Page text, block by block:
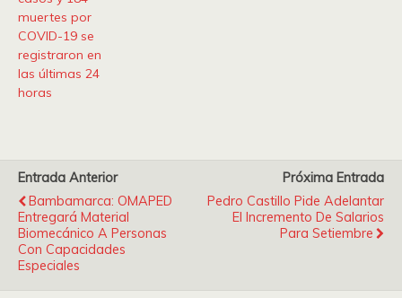
muertes por
COVID-19 se
registraron en
las últimas 24
horas
Entrada Anterior
Bambamarca: OMAPED
Entregará Material
Biomecánico A Personas
Con Capacidades
Especiales
Próxima Entrada
Pedro Castillo Pide Adelantar
El Incremento De Salarios
Para Setiembre